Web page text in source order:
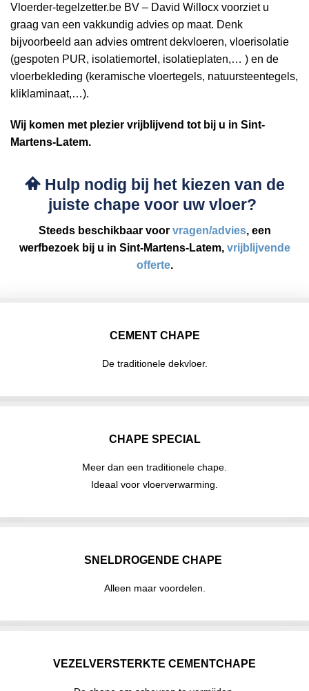
Vloerder-tegelzetter.be BV – David Willocx voorziet u
graag van een vakkundig advies op maat. Denk
bijvoorbeeld aan advies omtrent dekvloeren, vloerisolatie
(gespoten PUR, isolatiemortel, isolatieplaten,… ) en de
vloerbekleding (keramische vloertegels, natuursteentegels,
kliklaminaat,…).
Wij komen met plezier vrijblijvend tot bij u in Sint-
Martens-Latem.
Hulp nodig bij het kiezen van de
juiste chape voor uw vloer?
Steeds beschikbaar voor vragen/advies, een
werfbezoek bij u in Sint-Martens-Latem, vrijblijvende
offerte.
CEMENT CHAPE
De traditionele dekvloer.
CHAPE SPECIAL
Meer dan een traditionele chape.
Ideaal voor vloerverwarming.
SNELDROGENDE CHAPE
Alleen maar voordelen.
VEZELVERSTERKTE CEMENTCHAPE